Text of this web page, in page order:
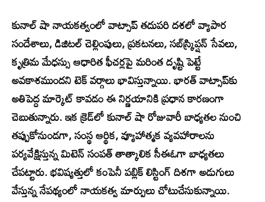
కునాల్ షా నాయకత్వంలో వాట్సాప్ తదుపరి దశలో వ్యాపార
సందేశాలు, డిజిటల్ చెల్లింపులు, ప్రకటనలు, సబ్‌స్క్రిప్షన్ సేవలు,
కృత్రిమ మేధస్సు ఆధారిత ఫీచర్లపై మరింత దృష్టి పెట్టే
అవకాశముందని టెక్ వర్గాలు భావిస్తున్నాయి. భారత్ వాట్సాప్‌కు
అతిపెద్ద మార్కెట్ కావడం ఈ నిర్ణయానికి ప్రధాన కారణంగా
చెబుతున్నారు. ఇక క్రెడ్‌లో కునాల్ షా రోజువారీ బాధ్యతల నుంచి
తప్పుకోనుండగా, సంస్థ ఆర్థిక, వ్యూహాత్మక వ్యవహారాలను
పర్యవేక్షిస్తున్న మిటెన్ సంపత్ తాత్కాలిక సీఈఓగా బాధ్యతలు
చేపట్టారు. భవిష్యత్తులో కంపెనీ పబ్లిక్ లిస్టింగ్ దిశగా అడుగులు
వేస్తున్న నేపథ్యంలో నాయకత్వ మార్పులు చోటుచేసుకున్నాయి.